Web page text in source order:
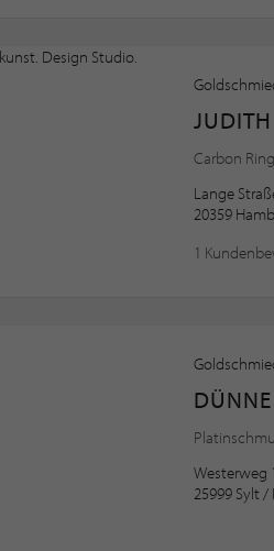
Carbon
Lange
20359
1
DÜNNE
Westerweg
25999 Sylt /